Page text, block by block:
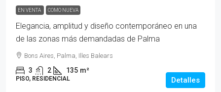
EN VENTA COMO NUEVA
Elegancia, amplitud y diseño contemporáneo en una
de las zonas más demandadas de Palma
Bons Aires, Palma, Illes Balears
3 2 135 m²
PISO, RESIDENCIAL Detalles